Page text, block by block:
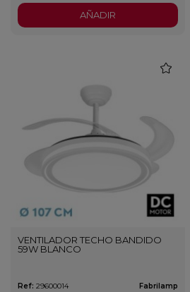
AÑADIR
VENTILADOR TECHO BANDIDO
59W BLANCO
Ref: 29600014 Fabrilamp
favorite